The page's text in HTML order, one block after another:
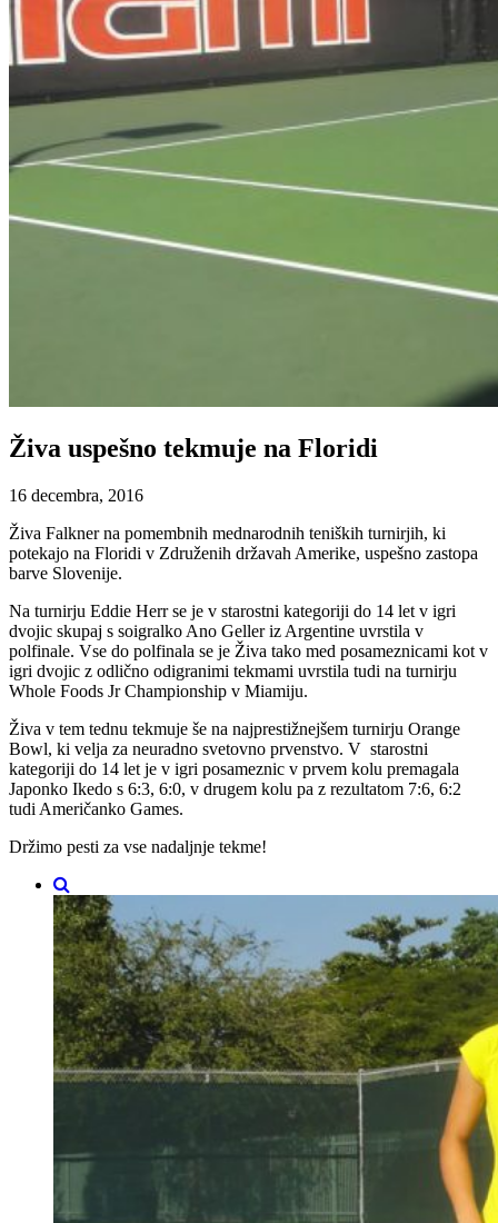
Živa uspešno tekmuje na Floridi
16 decembra, 2016
Živa Falkner na pomembnih mednarodnih teniških turnirjih, ki
potekajo na Floridi v Združenih državah Amerike, uspešno zastopa
barve Slovenije.
Na turnirju Eddie Herr se je v starostni kategoriji do 14 let v igri
dvojic skupaj s soigralko Ano Geller iz Argentine uvrstila v
polfinale. Vse do polfinala se je Živa tako med posameznicami kot v
igri dvojic z odlično odigranimi tekmami uvrstila tudi na turnirju
Whole Foods Jr Championship v Miamiju.
Živa v tem tednu tekmuje še na najprestižnejšem turnirju Orange
Bowl, ki velja za neuradno svetovno prvenstvo. V starostni
kategoriji do 14 let je v igri posameznic v prvem kolu premagala
Japonko Ikedo s 6:3, 6:0, v drugem kolu pa z rezultatom 7:6, 6:2
tudi Američanko Games.
Držimo pesti za vse nadaljnje tekme!